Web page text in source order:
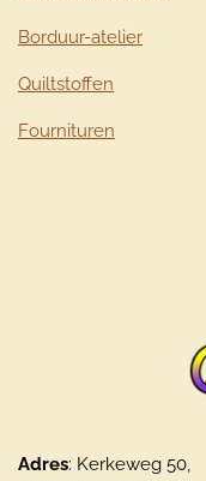
Borduur-atelier
Quiltstoffen
Fournituren
Adres: Kerkeweg 50,